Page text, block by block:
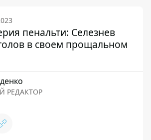
пенальти: Селезнев
в своем прощальном
РЕДАКТОР